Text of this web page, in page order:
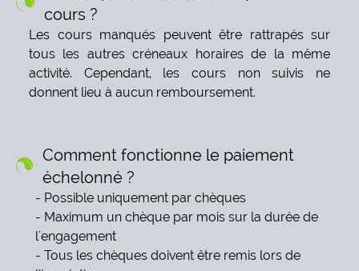
cours ?
Les cours manqués peuvent être rattrapés sur
tous les autres créneaux horaires de la même
activité. Cependant, les cours non suivis ne
donnent lieu à aucun remboursement.
Comment fonctionne le paiement
échelonné ?
Possible uniquement par chèques
Maximum un chèque par mois sur la durée de
l'engagement
Tous les chèques doivent être remis lors de